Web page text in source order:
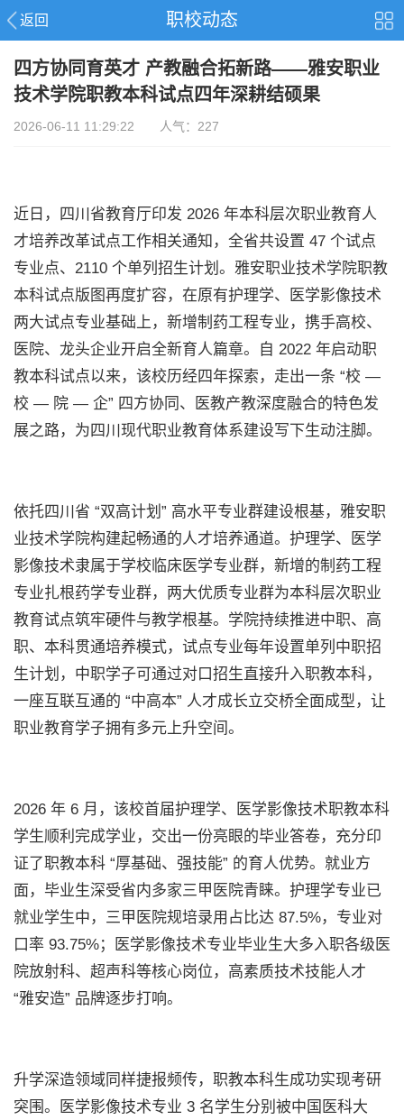
返回 职校动态
四方协同育英才 产教融合拓新路——雅安职业
技术学院职教本科试点四年深耕结硕果
2026-06-11 11:29:22 人气：227
近日，四川省教育厅印发 2026 年本科层次职业教育人
才培养改革试点工作相关通知，全省共设置 47 个试点
专业点、2110 个单列招生计划。雅安职业技术学院职教
本科试点版图再度扩容，在原有护理学、医学影像技术
两大试点专业基础上，新增制药工程专业，携手高校、
医院、龙头企业开启全新育人篇章。自 2022 年启动职
教本科试点以来，该校历经四年探索，走出一条 “校 —
校 — 院 — 企” 四方协同、医教产教深度融合的特色发
展之路，为四川现代职业教育体系建设写下生动注脚。
依托四川省 “双高计划” 高水平专业群建设根基，雅安职
业技术学院构建起畅通的人才培养通道。护理学、医学
影像技术隶属于学校临床医学专业群，新增的制药工程
专业扎根药学专业群，两大优质专业群为本科层次职业
教育试点筑牢硬件与教学根基。学院持续推进中职、高
职、本科贯通培养模式，试点专业每年设置单列中职招
生计划，中职学子可通过对口招生直接升入职教本科，
一座互联互通的 “中高本” 人才成长立交桥全面成型，让
职业教育学子拥有多元上升空间。
2026 年 6 月，该校首届护理学、医学影像技术职教本科
学生顺利完成学业，交出一份亮眼的毕业答卷，充分印
证了职教本科 “厚基础、强技能” 的育人优势。就业方
面，毕业生深受省内多家三甲医院青睐。护理学专业已
就业学生中，三甲医院规培录用占比达 87.5%，专业对
口率 93.75%；医学影像技术专业毕业生大多入职各级医
院放射科、超声科等核心岗位，高素质技术技能人才
“雅安造” 品牌逐步打响。
升学深造领域同样捷报频传，职教本科生成功实现考研
突围。医学影像技术专业 3 名学生分别被中国医科大